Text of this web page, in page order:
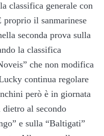
classifica generale con
proprio il sanmarinese
seconda prova sulla
la classifica
che non modifica
continua regolare
però è in giornata
al secondo
e sulla “Baltigati”